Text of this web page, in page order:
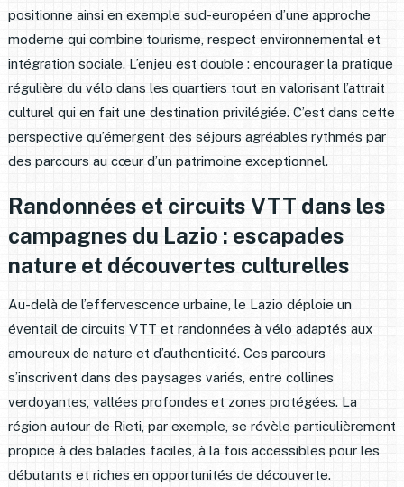
positionne ainsi en exemple sud-européen d’une approche
moderne qui combine tourisme, respect environnemental et
intégration sociale. L’enjeu est double : encourager la pratique
régulière du vélo dans les quartiers tout en valorisant l’attrait
culturel qui en fait une destination privilégiée. C’est dans cette
perspective qu’émergent des séjours agréables rythmés par
des parcours au cœur d’un patrimoine exceptionnel.
Randonnées et circuits VTT dans les
campagnes du Lazio : escapades
nature et découvertes culturelles
Au-delà de l’effervescence urbaine, le Lazio déploie un
éventail de circuits VTT et randonnées à vélo adaptés aux
amoureux de nature et d’authenticité. Ces parcours
s’inscrivent dans des paysages variés, entre collines
verdoyantes, vallées profondes et zones protégées. La
région autour de Rieti, par exemple, se révèle particulièrement
propice à des balades faciles, à la fois accessibles pour les
débutants et riches en opportunités de découverte.